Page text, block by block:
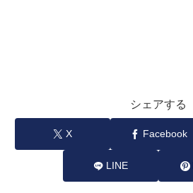
シェアする
X Facebook
LINE